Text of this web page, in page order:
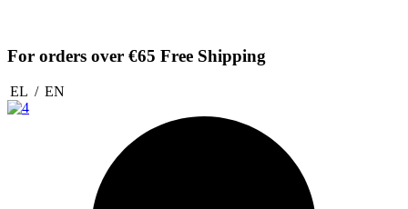
For orders over €65 Free Shipping
EL / EN